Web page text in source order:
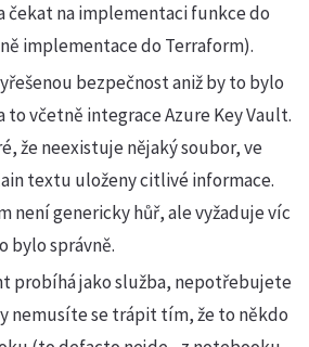
čekat na implementaci funkce do
implementace do Terraform).
bezpečnost aniž by to bylo
to včetně integrace Azure Key Vault.
že neexistuje nějaký soubor, ve
textu uloženy citlivé informace.
není genericky hůř, ale vyžaduje víc
bylo správně.
probíhá jako služba, nepotřebujete
nemusíte se trápit tím, že to někdo